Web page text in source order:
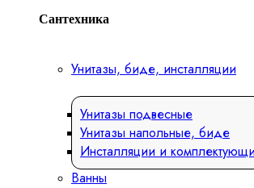
Сантехника
Унитазы, биде, инсталляции
Унитазы подвесные
Унитазы напольные, биде
Инсталляции и
Ванны